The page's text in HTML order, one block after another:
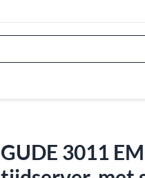
GUDE 3011